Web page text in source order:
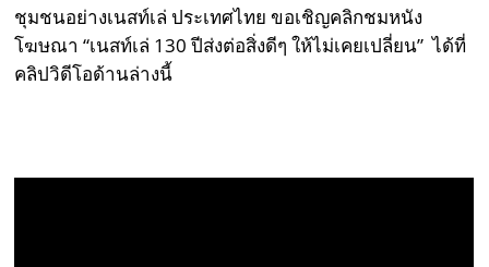
ชุมชนอย่างเนสท์เล่ ประเทศไทย ขอเชิญคลิกชมหนัง
โฆษณา “เนสท์เล่ 130 ปีส่งต่อสิ่งดีๆ ให้ไม่เคยเปลี่ยน” ได้ที่
คลิปวิดีโอด้านล่างนี้